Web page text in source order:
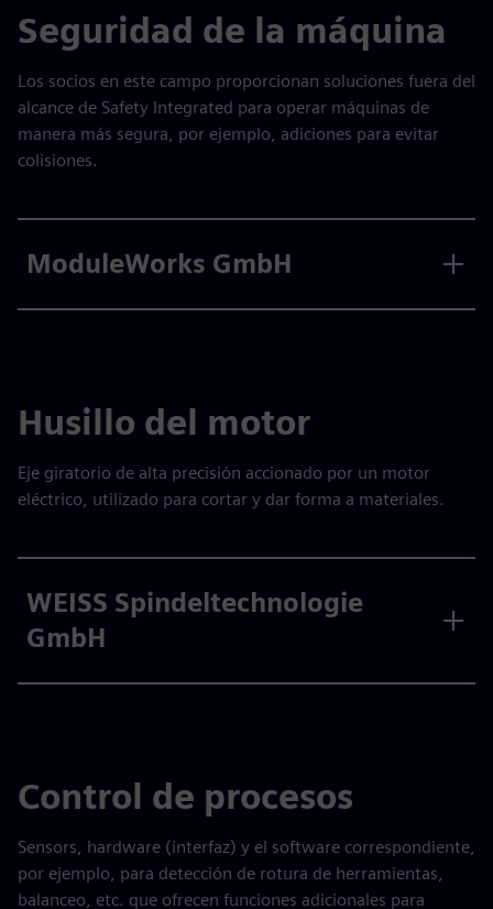
Seguridad de la máquina
Los socios en este campo proporcionan soluciones fuera del
alcance de Safety Integrated para operar máquinas de
manera más segura, por ejemplo, adiciones para evitar
colisiones.
ModuleWorks GmbH
Husillo del motor
Eje giratorio de alta precisión accionado por un motor
eléctrico, utilizado para cortar y dar forma a materiales.
WEISS Spindeltechnologie
GmbH
Control de procesos
Sensors, hardware (interfaz) y el software correspondiente,
por ejemplo, para detección de rotura de herramientas,
balanceo, etc. que ofrecen funciones adicionales para